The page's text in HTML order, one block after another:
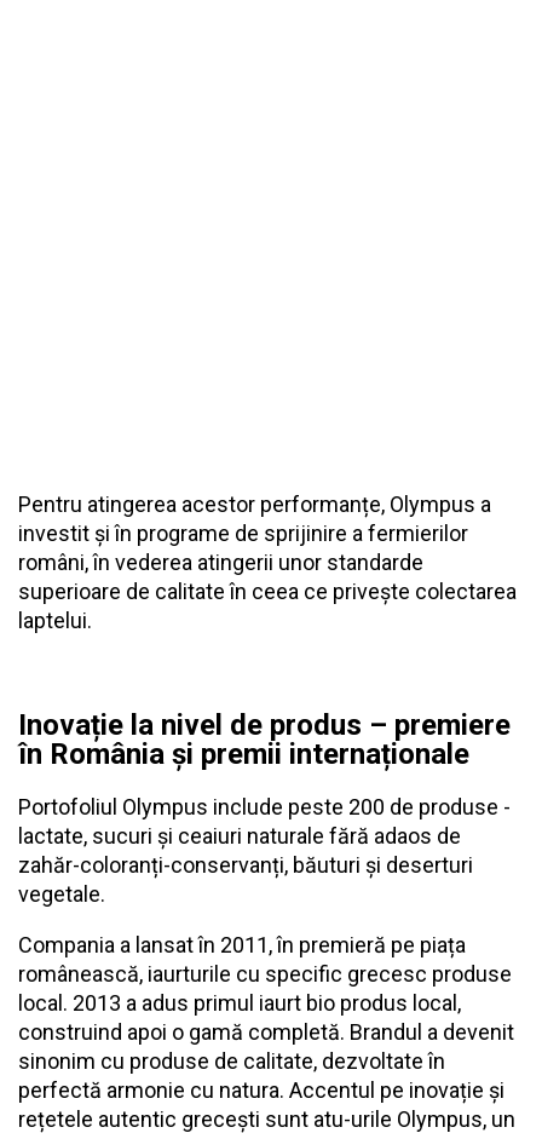
Pentru atingerea acestor performanțe, Olympus a
investit și în programe de sprijinire a fermierilor
români, în vederea atingerii unor standarde
superioare de calitate în ceea ce privește colectarea
laptelui.
Inovație la nivel de produs – premiere
în România și premii internaționale
Portofoliul Olympus include peste 200 de produse -
lactate, sucuri și ceaiuri naturale fără adaos de
zahăr-coloranți-conservanți, băuturi și deserturi
vegetale.
Compania a lansat în 2011, în premieră pe piața
românească, iaurturile cu specific grecesc produse
local. 2013 a adus primul iaurt bio produs local,
construind apoi o gamă completă. Brandul a devenit
sinonim cu produse de calitate, dezvoltate în
perfectă armonie cu natura. Accentul pe inovație și
rețetele autentic grecești sunt atu-urile Olympus, un